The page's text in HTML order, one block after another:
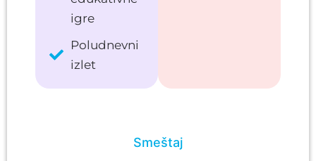
Smeštaj
igre
Poludnevni
izlet